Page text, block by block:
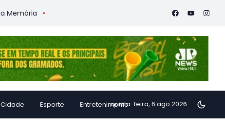
Vitória Coffee Summit 2026 confirma especialistas
Cidade Esporte Entretenimentoquinta-feira, 6 ago 2026